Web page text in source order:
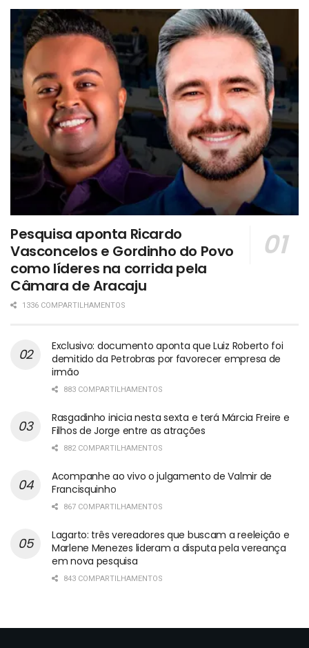
Pesquisa aponta Ricardo
Vasconcelos e Gordinho do Povo
como líderes na corrida pela
Câmara de Aracaju
1336 COMPARTILHAMENTOS
Exclusivo: documento aponta que Luiz Roberto foi
demitido da Petrobras por favorecer empresa de
irmão
883 COMPARTILHAMENTOS
Rasgadinho inicia nesta sexta e terá Márcia Freire e
Filhos de Jorge entre as atrações
882 COMPARTILHAMENTOS
Acompanhe ao vivo o julgamento de Valmir de
Francisquinho
867 COMPARTILHAMENTOS
Lagarto: três vereadores que buscam a reeleição e
Marlene Menezes lideram a disputa pela vereança
em nova pesquisa
843 COMPARTILHAMENTOS